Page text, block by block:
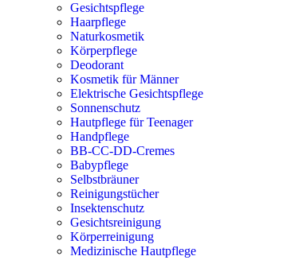
Gesichtspflege
Haarpflege
Naturkosmetik
Körperpflege
Deodorant
Kosmetik für Männer
Elektrische Gesichtspflege
Sonnenschutz
Hautpflege für Teenager
Handpflege
BB-CC-DD-Cremes
Babypflege
Selbstbräuner
Reinigungstücher
Insektenschutz
Gesichtsreinigung
Körperreinigung
Medizinische Hautpflege